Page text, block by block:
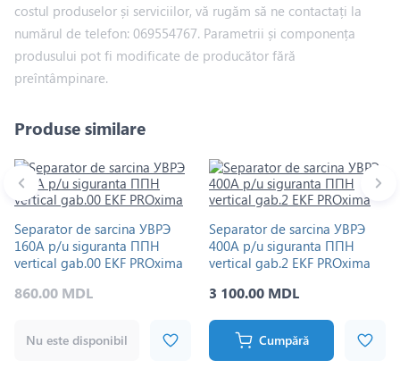
costul produselor și serviciilor, vă rugăm să ne contactați la
numărul de telefon: 069554767. Parametrii și componența
produsului pot fi modificate de producător fără
preîntâmpinare.
Produse similare
Separator de sarcina УВРЭ
160A p/u siguranta ППН
vertical gab.00 EKF PROxima
860.00 MDL
Nu este disponibil
Separator de sarcina УВРЭ
400A p/u siguranta ППН
vertical gab.2 EKF PROxima
3 100.00 MDL
Cumpără